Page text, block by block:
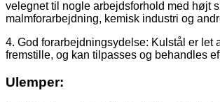
velegnet til nogle arbejdsforhold med højt
malmforarbejdning, kemisk industri og
4. God forarbejdningsydelse: Kulstål er let
fremstille, og kan tilpasses og behandles
Ulemper: